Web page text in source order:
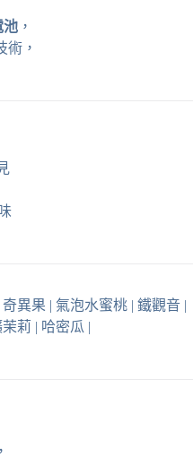
池 ，
術，
異果 | 氣泡水蜜桃 | 鐵觀音 |
莉 | 哈密瓜 |